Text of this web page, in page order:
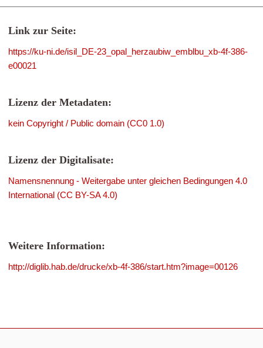
Link zur Seite:
https://ku-ni.de/isil_DE-23_opal_herzaubiw_emblbu_xb-4f-386-
e00021
Lizenz der Metadaten:
kein Copyright / Public domain (CC0 1.0)
Lizenz der Digitalisate:
Namensnennung - Weitergabe unter gleichen Bedingungen 4.0
International (CC BY-SA 4.0)
Weitere Information:
http://diglib.hab.de/drucke/xb-4f-386/start.htm?image=00126